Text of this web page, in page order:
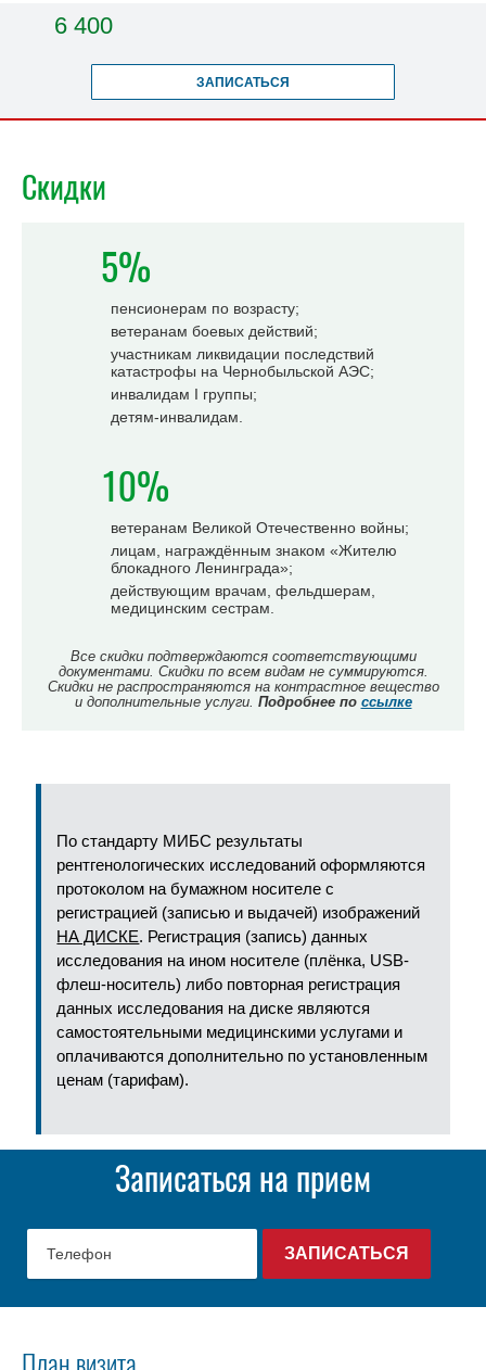
6 400
ЗАПИСАТЬСЯ
Скидки
5%
пенсионерам по возрасту;
ветеранам боевых действий;
участникам ликвидации последствий
катастрофы на Чернобыльской АЭС;
инвалидам I группы;
детям-инвалидам.
10%
ветеранам Великой Отечественно войны;
лицам, награждённым знаком «Жителю
блокадного Ленинграда»;
действующим врачам, фельдшерам,
медицинским сестрам.
Все скидки подтверждаются соответствующими
документами. Скидки по всем видам не суммируются.
Скидки не распространяются на контрастное вещество
и дополнительные услуги. Подробнее по ссылке
По стандарту МИБС результаты
рентгенологических исследований оформляются
протоколом на бумажном носителе с
регистрацией (записью и выдачей) изображений
НА ДИСКЕ. Регистрация (запись) данных
исследования на ином носителе (плёнка, USB-
флеш-носитель) либо повторная регистрация
данных исследования на диске являются
самостоятельными медицинскими услугами и
оплачиваются дополнительно по установленным
ценам (тарифам).
Записаться на прием